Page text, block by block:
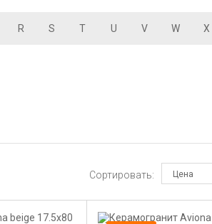
R S T U V W X
Сортировать: Цена